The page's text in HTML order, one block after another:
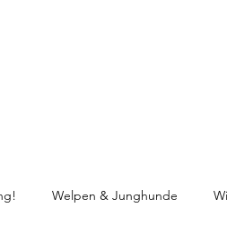
Welpen & Junghunde